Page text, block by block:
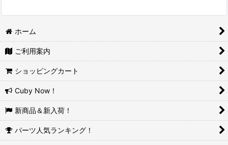
ホーム
ご利用案内
ショッピングカート
Cuby Now！
新商品＆新入荷！
パーツ人気ランキング！